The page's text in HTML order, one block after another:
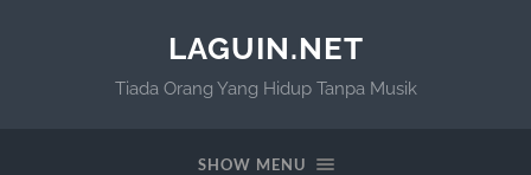
LAGUIN.NET
Tiada Orang Yang Hidup Tanpa Musik
SHOW MENU